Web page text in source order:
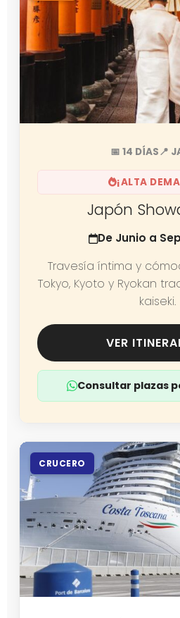
📅 14 DÍAS📍
¡ALTA
Japón
De Junio a
Travesía íntima y
Tokyo, Kyoto y Ryokan
kaiseki.
VER
Consultar plazas
CRUCERO